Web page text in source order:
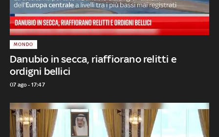
Danubio in secca, riaffiorano relitti e
ordigni bellici
MONDO
07 ago - 17:47